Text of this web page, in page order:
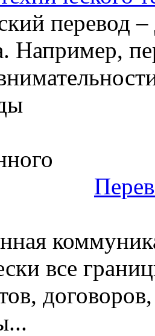
перевод
Например,
все